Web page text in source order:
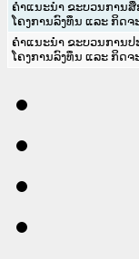
ຄຳແນະນຳ ຂະບວນການ
ໂຄງການລົງທຶນ ແລະ ກິດຈ
ຄຳແນະນຳ ຂະບວນການ
ໂຄງການລົງທຶນ ແລະ ກິດຈ